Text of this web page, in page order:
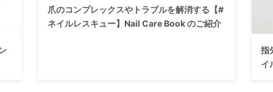
爪のコンプレックスやトラブルを解消する【#
ネイルレスキュー】Nail Care Book のご紹介
指
イ